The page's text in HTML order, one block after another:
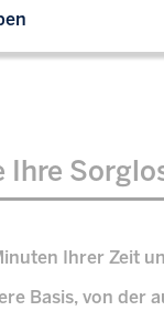
Ihre
Ihrer Zeit
Basis, von